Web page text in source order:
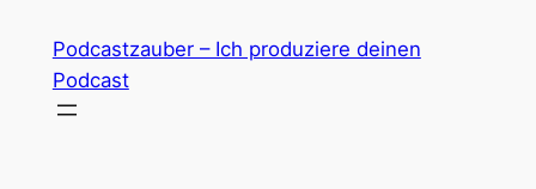
Inhalt
springen
Podcastzauber – Ich produziere deinen
Podcast